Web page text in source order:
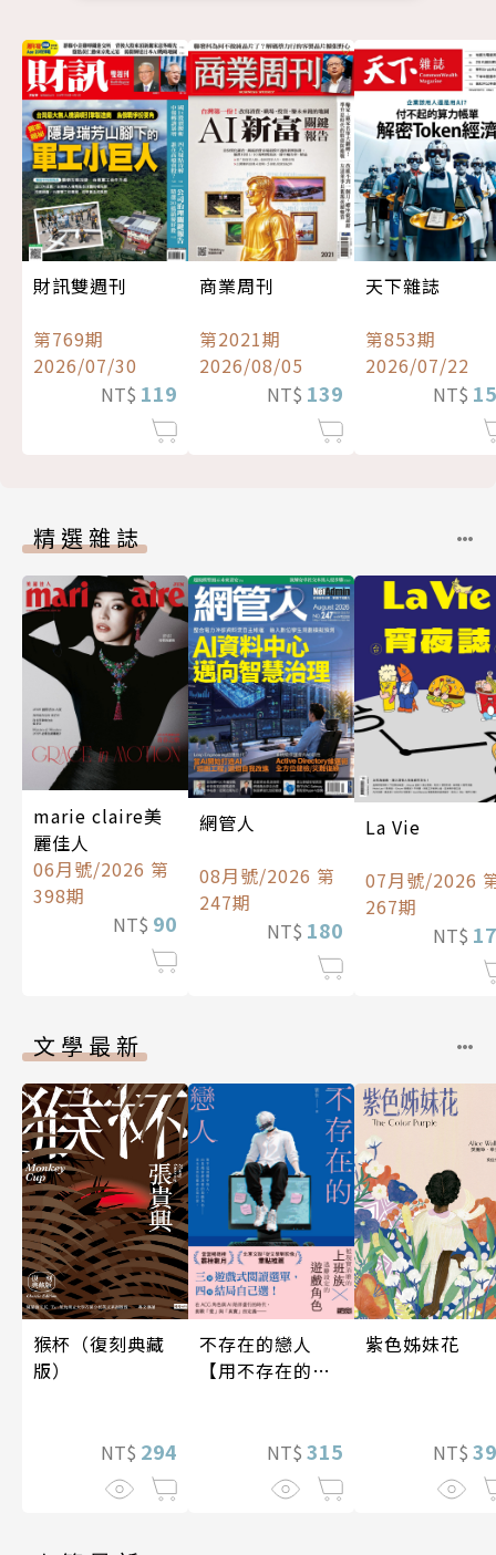
財訊雙週刊
第769期
2026/07/30
NT$ 119
商業周刊
第2021期
2026/08/05
NT$ 139
天下雜誌
第853期
2026/07/22
NT$
精選雜誌
marie claire美
麗佳人
06月號/2026 第
398期
NT$ 90
網管人
08月號/2026 第
247期
NT$ 180
La Vie
07月號/2026
267期
NT$
文學最新
猴杯（復刻典藏
版）
NT$ 294
不存在的戀人
【用不存在的
NT$ 315
紫色姊妹花
NT$